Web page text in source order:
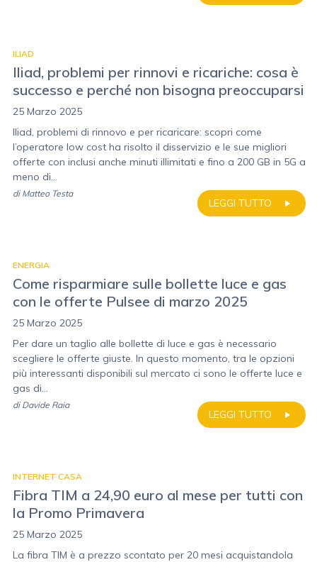
ILIAD
Iliad, problemi per rinnovi e ricariche: cosa è
successo e perché non bisogna preoccuparsi
25 Marzo 2025
Iliad, problemi di rinnovo e per ricaricare: scopri come
l’operatore low cost ha risolto il disservizio e le sue migliori
offerte con inclusi anche minuti illimitati e fino a 200 GB in 5G a
meno di...
LEGGI TUTTO
di Matteo Testa
ENERGIA
Come risparmiare sulle bollette luce e gas
con le offerte Pulsee di marzo 2025
25 Marzo 2025
Per dare un taglio alle bollette di luce e gas è necessario
scegliere le offerte giuste. In questo momento, tra le opzioni
più interessanti disponibili sul mercato ci sono le offerte luce e
gas di...
LEGGI TUTTO
di Davide Raia
INTERNET CASA
Fibra TIM a 24,90 euro al mese per tutti con
la Promo Primavera
25 Marzo 2025
La fibra TIM è a prezzo scontato per 20 mesi acquistandola